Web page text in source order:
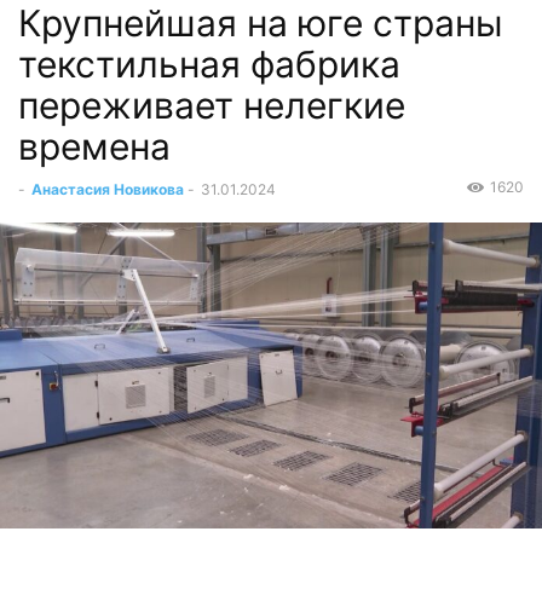
Крупнейшая на юге страны
текстильная фабрика
переживает нелегкие
времена
- Анастасия Новикова - 31.01.2024 1620